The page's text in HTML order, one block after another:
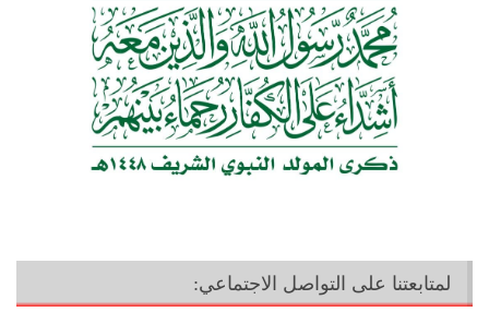
لمتابعتنا على التواصل الاجتماعي: